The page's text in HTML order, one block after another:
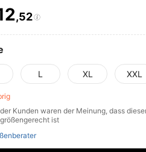
AND
,52
L XL XXL
der Kunden waren der Meinung, dass
größengerecht ist